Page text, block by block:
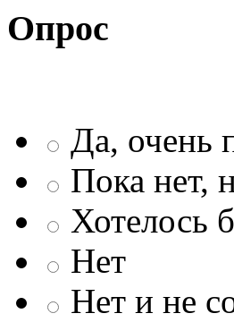
Опрос
Да, очень
Пока нет,
Хотелось
Нет
Нет и не